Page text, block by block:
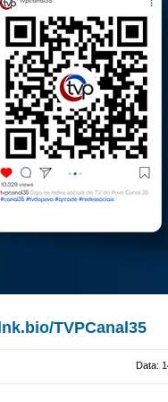
TVPCanal35
Data: